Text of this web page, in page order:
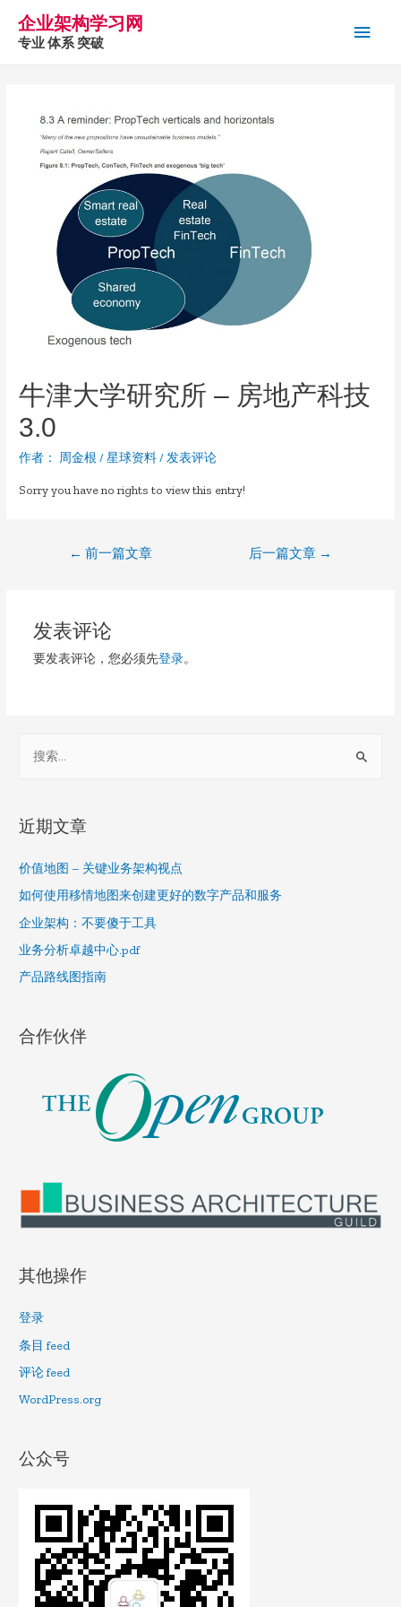
企业架构学习网
专业 体系 突破
主
牛津大学研究所 – 房地产科技
3.0
作者： 周金根 /星球资料/发表评论
Sorry you have no rights to view this entry!
航
← 前一篇文章 后一篇文章 →
发表评论
要发表评论，您必须先登录。
r
h
f
o
近期文章
价值地图 – 关键业务架构视点
如何使用移情地图来创建更好的数字产品和服务
企业架构：不要傻于工具
业务分析卓越中心.pdf
产品路线图指南
合作伙伴
其他操作
登录
条目 feed
评论 feed
WordPress.org
公众号